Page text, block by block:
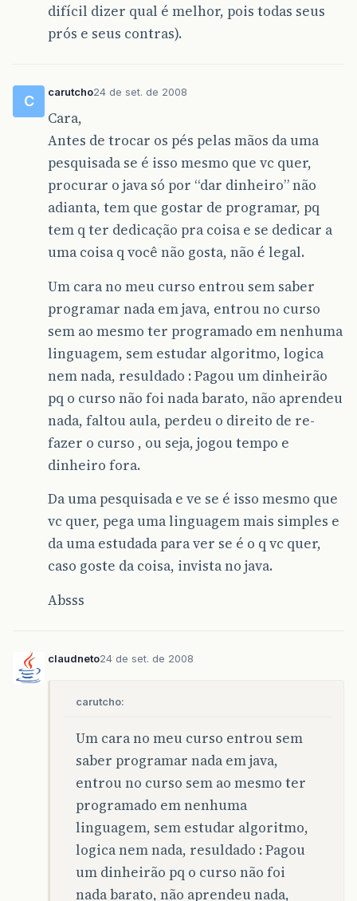
difícil dizer qual é melhor, pois todas seus
prós e seus contras).
C
carutcho24 de set. de 2008
Cara,
Antes de trocar os pés pelas mãos da uma
pesquisada se é isso mesmo que vc quer,
procurar o java só por “dar dinheiro” não
adianta, tem que gostar de programar, pq
tem q ter dedicação pra coisa e se dedicar a
uma coisa q você não gosta, não é legal.
Um cara no meu curso entrou sem saber
programar nada em java, entrou no curso
sem ao mesmo ter programado em nenhuma
linguagem, sem estudar algoritmo, logica
nem nada, resuldado : Pagou um dinheirão
pq o curso não foi nada barato, não aprendeu
nada, faltou aula, perdeu o direito de re-
fazer o curso , ou seja, jogou tempo e
dinheiro fora.
Da uma pesquisada e ve se é isso mesmo que
vc quer, pega uma linguagem mais simples e
da uma estudada para ver se é o q vc quer,
caso goste da coisa, invista no java.
Absss
claudneto24 de set. de 2008
carutcho:
Um cara no meu curso entrou sem
saber programar nada em java,
entrou no curso sem ao mesmo ter
programado em nenhuma
linguagem, sem estudar algoritmo,
logica nem nada, resuldado : Pagou
um dinheirão pq o curso não foi
nada barato, não aprendeu nada,